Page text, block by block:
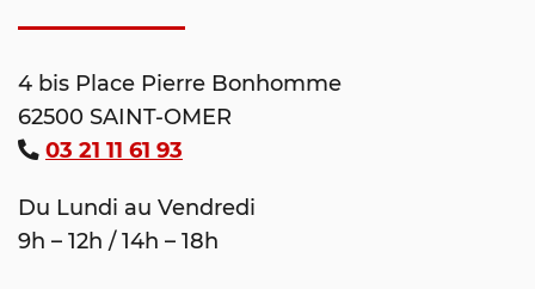
4 bis Place Pierre Bonhomme
62500 SAINT-OMER
03 21 11 61 93
Du Lundi au Vendredi
9h – 12h / 14h – 18h